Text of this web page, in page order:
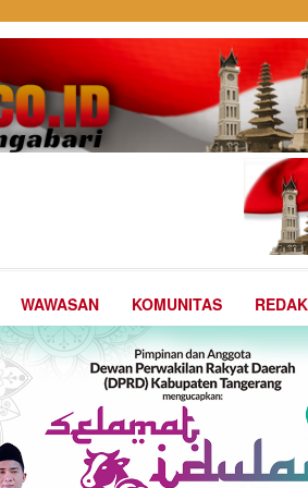
WAWASAN KOMUNITAS